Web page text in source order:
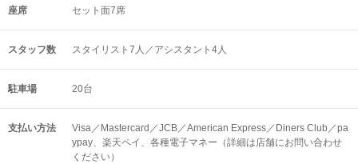
座席 セット面7席
スタッフ数 スタイリスト7人／アシスタント4人
駐車場 20台
支払い方法
Visa／Mastercard／JCB／American Express／Diners Club／pa
ypay、楽天ペイ、各種電子マネー（詳細は店舗にお問い合わせ
ください）